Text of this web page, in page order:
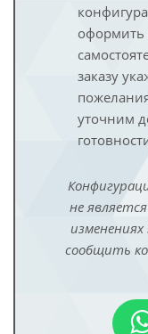
оформить
заказу
уточним
не
сообщить